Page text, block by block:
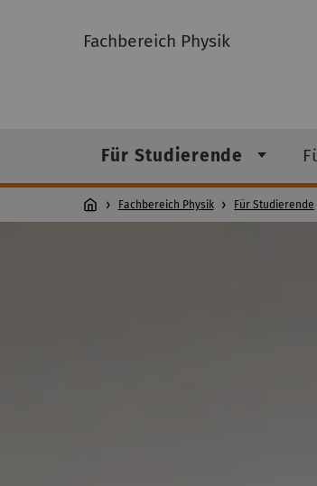
Fachbereich Physik
Für Studierende
Fachbereich Physik Für Studierende